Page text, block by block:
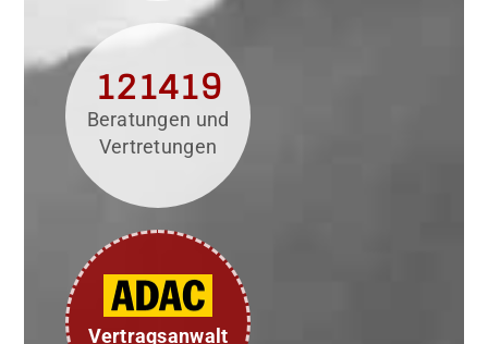
121419
Beratungen und
Vertretungen
Vertragsanwalt